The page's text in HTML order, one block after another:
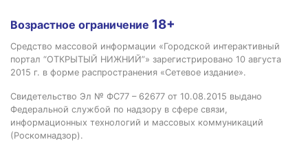
Возрастное ограничение 18+
Средство массовой информации «Городской интерактивный
портал “ОТКРЫТЫЙ НИЖНИЙ”» зарегистрировано 10 августа
2015 г. в форме распространения «Сетевое издание».
Свидетельство Эл № ФС77 – 62677 от 10.08.2015 выдано
Федеральной службой по надзору в сфере связи,
информационных технологий и массовых коммуникаций
(Роскомнадзор).